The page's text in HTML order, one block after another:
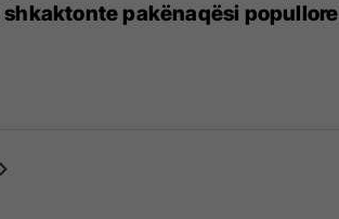
pakënaqësi popullore